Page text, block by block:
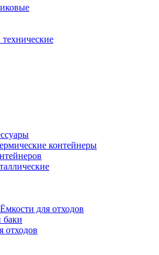
контейнеры
для отходов
баки
отходов